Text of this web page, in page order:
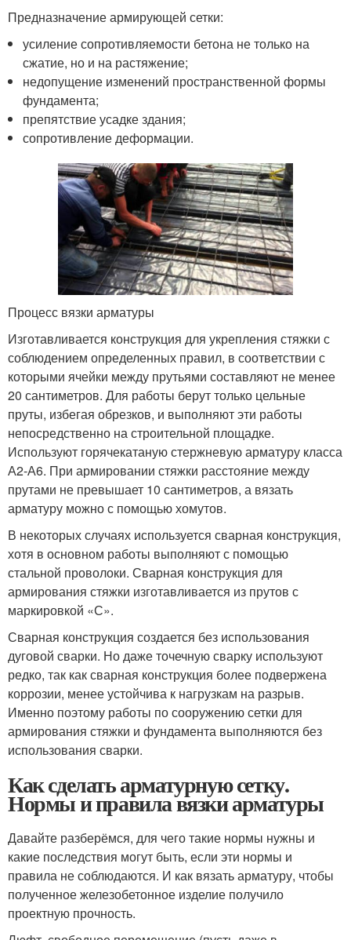
Предназначение армирующей сетки:
усиление сопротивляемости бетона не только на
сжатие, но и на растяжение;
недопущение изменений пространственной формы
фундамента;
препятствие усадке здания;
сопротивление деформации.
Процесс вязки арматуры
Изготавливается конструкция для укрепления стяжки с
соблюдением определенных правил, в соответствии с
которыми ячейки между прутьями составляют не менее
20 сантиметров. Для работы берут только цельные
пруты, избегая обрезков, и выполняют эти работы
непосредственно на строительной площадке.
Используют горячекатаную стержневую арматуру класса
А2-А6. При армировании стяжки расстояние между
прутами не превышает 10 сантиметров, а вязать
арматуру можно с помощью хомутов.
В некоторых случаях используется сварная конструкция,
хотя в основном работы выполняют с помощью
стальной проволоки. Сварная конструкция для
армирования стяжки изготавливается из прутов с
маркировкой «С».
Сварная конструкция создается без использования
дуговой сварки. Но даже точечную сварку используют
редко, так как сварная конструкция более подвержена
коррозии, менее устойчива к нагрузкам на разрыв.
Именно поэтому работы по сооружению сетки для
армирования стяжки и фундамента выполняются без
использования сварки.
Как сделать арматурную сетку.
Нормы и правила вязки арматуры
Давайте разберёмся, для чего такие нормы нужны и
какие последствия могут быть, если эти нормы и
правила не соблюдаются. И как вязать арматуру, чтобы
полученное железобетонное изделие получило
проектную прочность.